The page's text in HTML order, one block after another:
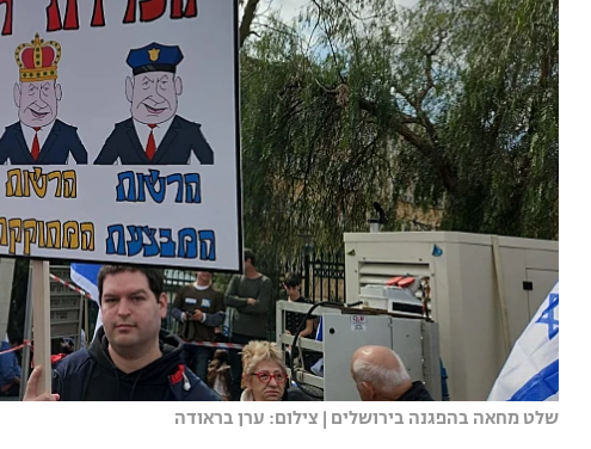
שלט מחאה בהפגנה בירושלים | צילום: ערן בראודה